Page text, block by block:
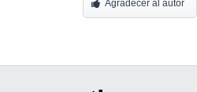
Agradecer al autor